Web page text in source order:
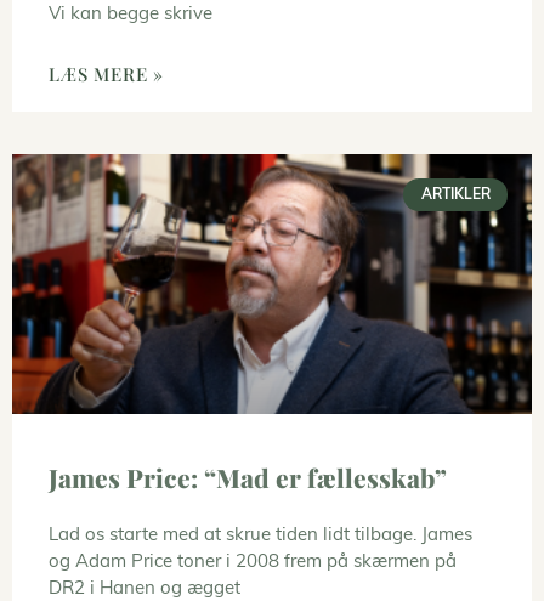
Vi kan begge skrive
LÆS MERE »
ARTIKLER
James Price: “Mad er fællesskab”
Lad os starte med at skrue tiden lidt tilbage. James
og Adam Price toner i 2008 frem på skærmen på
DR2 i Hanen og ægget